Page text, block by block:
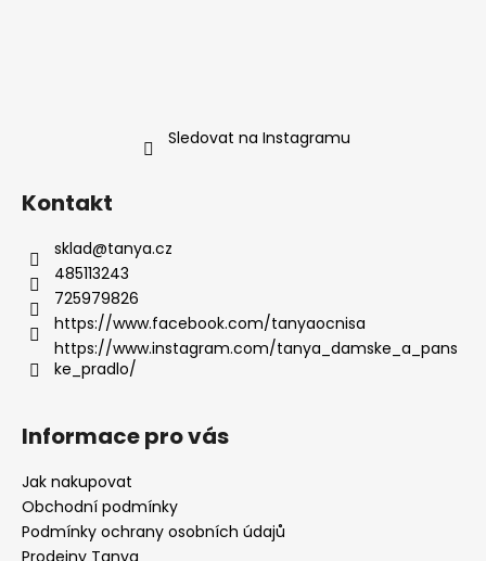
Sledovat na Instagramu
Kontakt
sklad@tanya.cz
485113243
725979826
https://www.facebook.com/tanyaocnisa
https://www.instagram.com/tanya_damske_a_pans
ke_pradlo/
Informace pro vás
Jak nakupovat
Obchodní podmínky
Podmínky ochrany osobních údajů
Prodejny Tanya